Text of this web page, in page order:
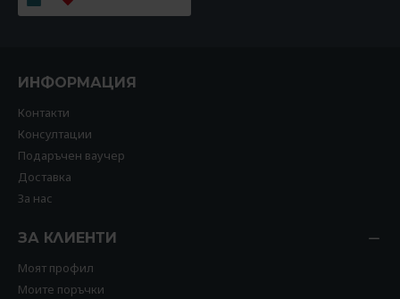
ИНФОРМАЦИЯ
Контакти
Консултации
Подаръчен ваучер
Доставка
За нас
ЗА КЛИЕНТИ
Моят профил
Моите поръчки